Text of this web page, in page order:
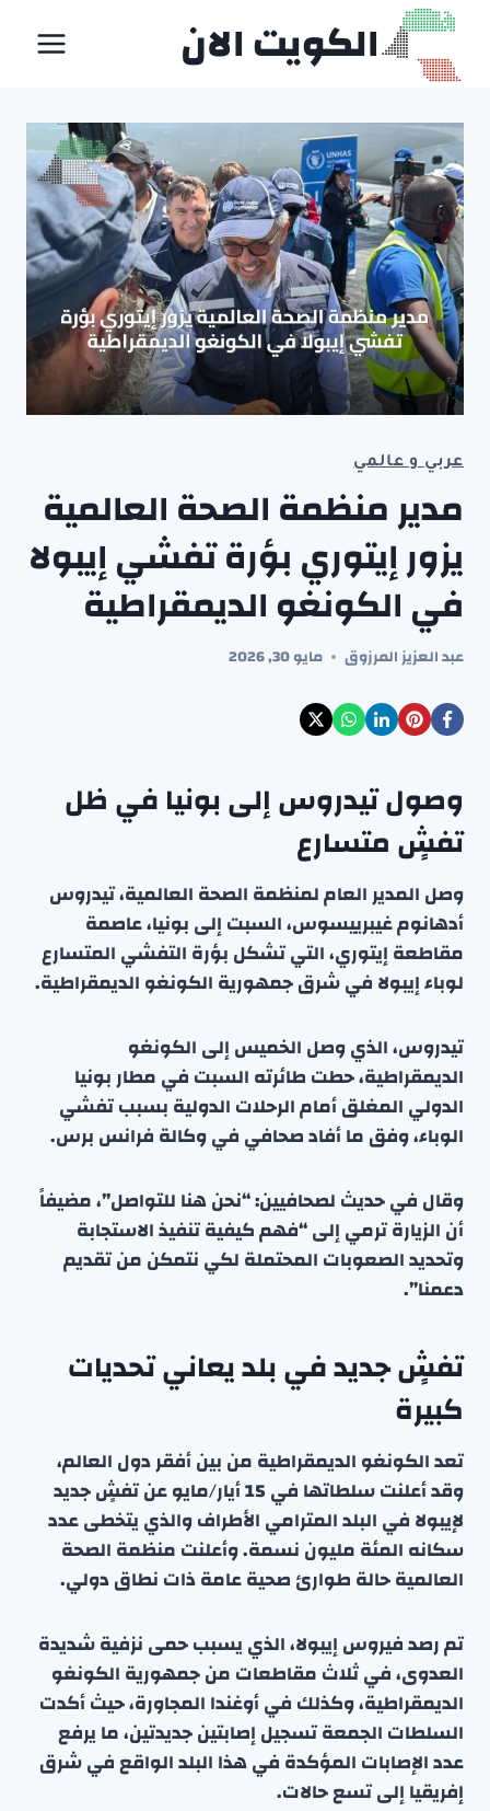
التجاوز
المحتوى
الكويت الان
عربي و عالمي
مدير منظمة الصحة العالمية
يزور إيتوري بؤرة تفشي إيبولا
في الكونغو الديمقراطية
عبد العزيز المرزوق مايو 30, 2026
وصول تيدروس إلى بونيا في ظل
تفشٍ متسارع
وصل المدير العام لمنظمة الصحة العالمية، تيدروس
أدهانوم غيبرييسوس، السبت إلى بونيا، عاصمة
مقاطعة إيتوري، التي تشكل بؤرة التفشي المتسارع
لوباء إيبولا في شرق جمهورية الكونغو الديمقراطية.
تيدروس، الذي وصل الخميس إلى الكونغو
الديمقراطية، حطت طائرته السبت في مطار بونيا
الدولي المغلق أمام الرحلات الدولية بسبب تفشي
الوباء، وفق ما أفاد صحافي في وكالة فرانس برس.
وقال في حديث لصحافيين: “نحن هنا للتواصل”، مضيفاً
أن الزيارة ترمي إلى “فهم كيفية تنفيذ الاستجابة
وتحديد الصعوبات المحتملة لكي نتمكن من تقديم
دعمنا”.
تفشٍ جديد في بلد يعاني تحديات
كبيرة
تعد الكونغو الديمقراطية من بين أفقر دول العالم،
وقد أعلنت سلطاتها في 15 أيار/مايو عن تفشٍ جديد
لإيبولا في البلد المترامي الأطراف والذي يتخطى عدد
سكانه المئة مليون نسمة. وأعلنت منظمة الصحة
العالمية حالة طوارئ صحية عامة ذات نطاق دولي.
تم رصد فيروس إيبولا، الذي يسبب حمى نزفية شديدة
العدوى، في ثلاث مقاطعات من جمهورية الكونغو
الديمقراطية، وكذلك في أوغندا المجاورة، حيث أكدت
السلطات الجمعة تسجيل إصابتين جديدتين، ما يرفع
عدد الإصابات المؤكدة في هذا البلد الواقع في شرق
إفريقيا إلى تسع حالات.